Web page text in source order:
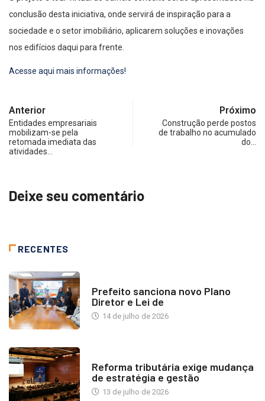
conclusão desta iniciativa, onde servirá de inspiração para a
sociedade e o setor imobiliário, aplicarem soluções e inovações
nos edifícios daqui para frente.
Acesse aqui mais informações!
Anterior
Entidades empresariais
mobilizam-se pela
retomada imediata das
atividades…
Próximo
Construção perde postos
de trabalho no acumulado
do…
Deixe seu comentário
RECENTES
Prefeito sanciona novo Plano
Diretor e Lei de
14 de julho de 2026
Reforma tributária exige mudança
de estratégia e gestão
13 de julho de 2026